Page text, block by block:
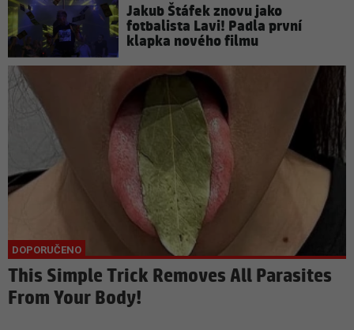
Jakub Štáfek znovu jako
fotbalista Lavi! Padla první
klapka nového filmu
This Simple Trick Removes All Parasites
From Your Body!